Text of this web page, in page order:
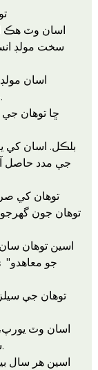
سخت مولڊ
خريداري سرٽيفڪيٽ فراهم ڪري سگهون ٿا.
ڇا توهان
جي مدد حاصل
توهان جون
جو معاهدو"
توهان جي
سروس پوائنٽس يا مولڊ ڪوآپريٽو ٺاهيندڙ آهن.